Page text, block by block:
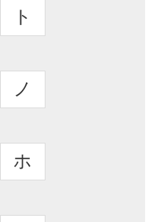
ト
ノ
ホ